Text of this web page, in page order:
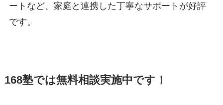
ートなど、家庭と連携した丁寧なサポートが好評
です。
168塾では無料相談実施中です！